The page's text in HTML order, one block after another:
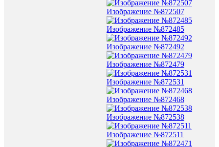
Изображение №872507
Изображение №872485
Изображение №872492
Изображение №872479
Изображение №872531
Изображение №872468
Изображение №872538
Изображение №872511